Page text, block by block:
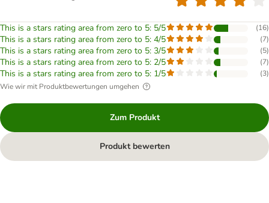
This is a stars rating area from zero to 5: 5/5 (16)
This is a stars rating area from zero to 5: 4/5 (7)
This is a stars rating area from zero to 5: 3/5 (5)
This is a stars rating area from zero to 5: 2/5 (7)
This is a stars rating area from zero to 5: 1/5 (3)
Wie wir mit Produktbewertungen umgehen
Zum Produkt
Produkt bewerten